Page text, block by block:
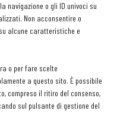
navigazione o gli ID univoci su
Non acconsentire o
alcune caratteristiche e
o per fare scelte
a questo sito. È possibile
compreso il ritiro del consenso,
sul pulsante di gestione del
la sfida dello chef